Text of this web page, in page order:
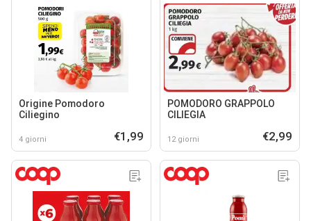
Origine Pomodoro
Ciliegino
4 giorni €1,99
POMODORO GRAPPOLO
CILIEGIA
12 giorni €2,99